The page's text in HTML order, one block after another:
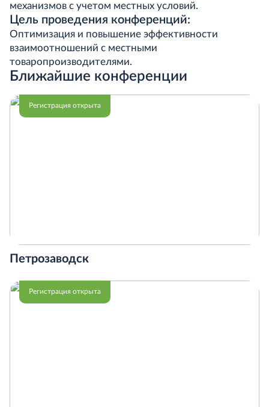
механизмов с учетом местных условий.
Цель проведения конференций:
Оптимизация и повышение эффективности
взаимоотношений с местными
товаропроизводителями.
Ближайшие конференции
Регистрация открыта
Петрозаводск
Регистрация открыта